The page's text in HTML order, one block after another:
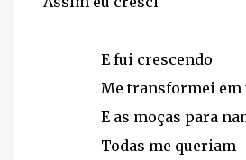
E fui crescendo
Me transformei
E as moças para
Todas me queriam